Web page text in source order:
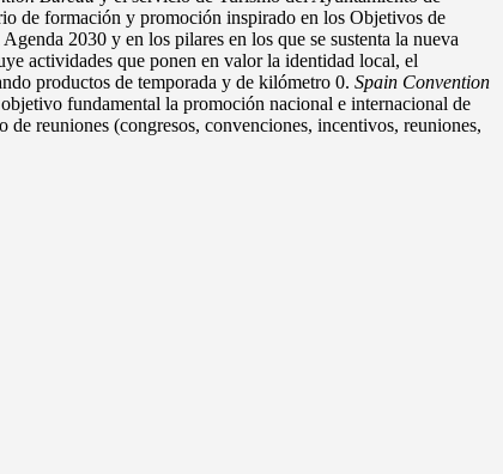
de formación y promoción inspirado en los Objetivos de
2030 y en los pilares en los que se sustenta la nueva
actividades que ponen en valor la identidad local, el
productos de temporada y de kilómetro 0. Spain Convention
fundamental la promoción nacional e internacional de
de reuniones (congresos, convenciones, incentivos, reuniones,